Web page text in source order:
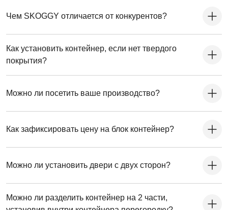
Чем SKOGGY отличается от конкурентов?
Как установить контейнер, если нет твердого
покрытия?
Можно ли посетить ваше производство?
Как зафиксировать цену на блок контейнер?
Можно ли установить двери с двух сторон?
Можно ли разделить контейнер на 2 части,